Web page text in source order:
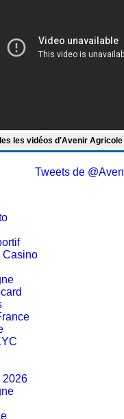
les vidéos d′Avenir Agricole
Tweets de
Casino
2026